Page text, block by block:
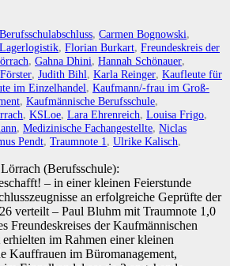
Berufsschulabschluss, Carmen Bognowski,
, Florian Burkart, Freundeskreis der
, Gahna Dhini, Hannah Schönauer,
, Judith Bihl, Karla Reinger, Kaufleute für
im Einzelhandel, Kaufmann/-frau im Groß-
, Kaufmännische Berufsschule,
, KSLoe, Lara Ehrenreich, Louisa Frigo,
, Medizinische Fachangestellte, Niclas
Pendt, Traumnote 1, Ulrike Kalisch,
(Berufsschule):
– in einer kleinen Feierstunde
an erfolgreiche Geprüfte der
verteilt – Paul Bluhm mit Traumnote 1,0
Freundeskreises der Kaufmännischen
im Rahmen einer kleinen
Kauffrauen im Büromanagement,